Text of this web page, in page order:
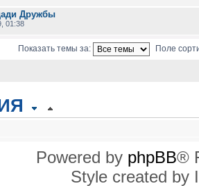
Дружбы
01:38
Показать темы за:
Поле
нет зарегистрированных пользователей
Powered by phpBB®
Style created by